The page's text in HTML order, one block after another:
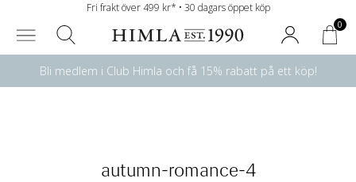
Fri frakt över 499 kr* • 30 dagars öppet köp
0
Bli medlem i Club Himla och få 15% rabatt på ett köp!
autumn-romance-4